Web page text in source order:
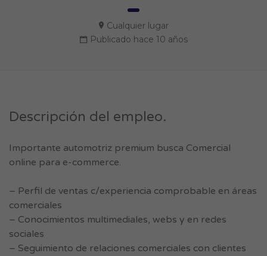
Cualquier lugar
Publicado hace 10 años
Descripción del empleo.
Importante automotriz premium busca Comercial
online para e-commerce.
– Perfil de ventas c/experiencia comprobable en áreas
comerciales
– Conocimientos multimediales, webs y en redes
sociales
– Seguimiento de relaciones comerciales con clientes